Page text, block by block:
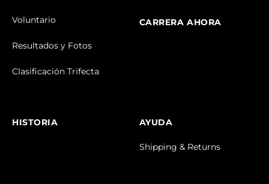
Voluntario
Resultados y Fotos
Clasificación Trifecta
CARRERA AHORA
HISTORIA AYUDA
Shipping & Returns